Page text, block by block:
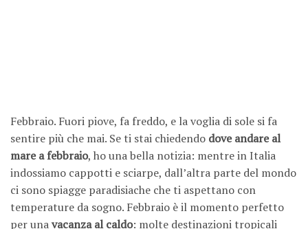
Febbraio. Fuori piove, fa freddo, e la voglia di sole si fa
sentire più che mai. Se ti stai chiedendo dove andare al
mare a febbraio, ho una bella notizia: mentre in Italia
indossiamo cappotti e sciarpe, dall’altra parte del mondo
ci sono spiagge paradisiache che ti aspettano con
temperature da sogno. Febbraio è il momento perfetto
per unavacanza al caldo: molte destinazioni tropicali